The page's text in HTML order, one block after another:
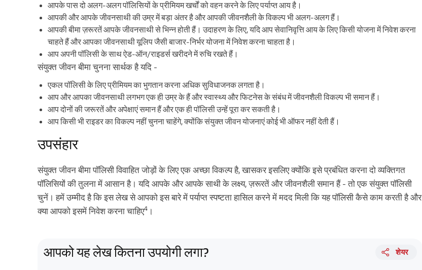
आपके पास दो अलग-अलग पॉलिसियों के प्रीमियम खर्चों को वहन करने के लिए पर्याप्त आय है।
आपकी और आपके जीवनसाथी की उम्र में बड़ा अंतर है और आपकी जीवनशैली के विकल्प भी अलग-अलग हैं।
आपकी बीमा ज़रूरतें आपके जीवनसाथी से भिन्न होती हैं। उदाहरण के लिए, यदि आप सेवानिवृत्ति आय के लिए किसी योजना में निवेश करना
चाहते हैं और आपका जीवनसाथी यूलिप जैसी बाजार-निर्भर योजना में निवेश करना चाहता है।
आप अपनी पॉलिसी के साथ ऐड-ऑन/राइडर्स खरीदने में रुचि रखते हैं।
संयुक्त जीवन बीमा चुनना सार्थक है यदि -
एकल पॉलिसी के लिए प्रीमियम का भुगतान करना अधिक सुविधाजनक लगता है।
आप और आपका जीवनसाथी लगभग एक ही उम्र के हैं और स्वास्थ्य और फिटनेस के संबंध में जीवनशैली विकल्प भी समान हैं।
आप दोनों की जरूरतें और अपेक्षाएं समान हैं और एक ही पॉलिसी उन्हें पूरा कर सकती है।
आप किसी भी राइडर का विकल्प नहीं चुनना चाहेंगे, क्योंकि संयुक्त जीवन योजनाएं कोई भी ऑफर नहीं देती हैं।
उपसंहार
संयुक्त जीवन बीमा पॉलिसी विवाहित जोड़ों के लिए एक अच्छा विकल्प है, खासकर इसलिए क्योंकि इसे प्रबंधित करना दो व्यक्तिगत
पॉलिसियों की तुलना में आसान है। यदि आपके और आपके साथी के लक्ष्य, ज़रूरतें और जीवनशैली समान हैं - तो एक संयुक्त पॉलिसी
चुनें। हमें उम्मीद है कि इस लेख से आपको इस बारे में पर्याप्त स्पष्टता हासिल करने में मदद मिली कि यह पॉलिसी कैसे काम करती है और
क्या आपको इसमें निवेश करना चाहिए4 ।
आपको यह लेख कितना उपयोगी लगा? शेयर